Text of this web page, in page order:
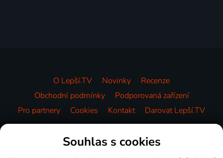
O Lepší.TV Novinky
Recenze
Obchodní podmínky
Podporovaná zařízení
Pro partnery
Cookies Kontakt Darovat Lepší.TV
Videotéka
Souhlas s cookies